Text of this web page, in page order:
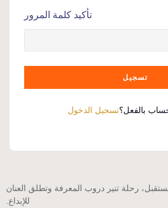
تأكيد كلمة المرور
تسجيل
بالفعل؟تسجيل الدخول
رحلة تنير دروب المعرفة وتطلق العنان
للإبداع.